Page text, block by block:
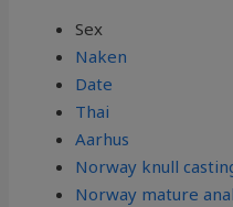
Sex
Naken
Date
Thai
Aarhus
Norway knull
Norway mature anal